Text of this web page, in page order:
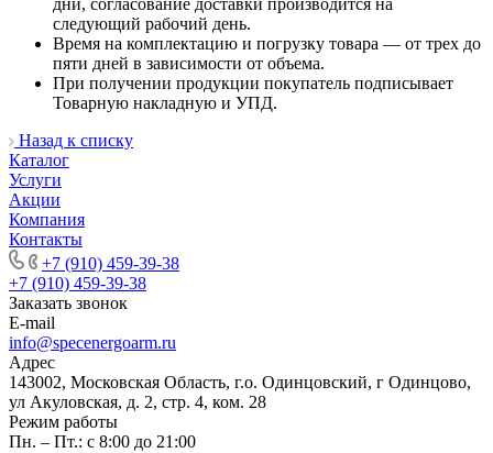
дни, согласование доставки производится на
следующий рабочий день.
Время на комплектацию и погрузку товара — от трех до
пяти дней в зависимости от объема.
При получении продукции покупатель подписывает
Товарную накладную и УПД.
Назад к списку
Каталог
Услуги
Акции
Компания
Контакты
+7 (910) 459-39-38
+7 (910) 459-39-38
Заказать звонок
E-mail
info@specenergoarm.ru
Адрес
143002, Московская Область, г.о. Одинцовский, г Одинцово,
ул Акуловская, д. 2, стр. 4, ком. 28
Режим работы
Пн. – Пт.: с 8:00 до 21:00